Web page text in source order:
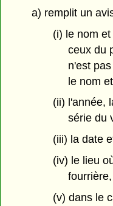
a) remplit un
(i) le nom
ceux du
n'est
le nom
(ii) l'année,
série du
(iii) la date
(iv) le lieu
fourrière,
(v) dans le